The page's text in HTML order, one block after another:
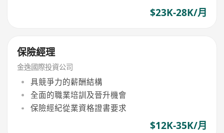
$23K-28K/月
保險經理
金逸國際投資公司
具競爭力的薪酬結構
全面的職業培訓及晉升機會
保險經紀從業資格證書要求
$12K-35K/月